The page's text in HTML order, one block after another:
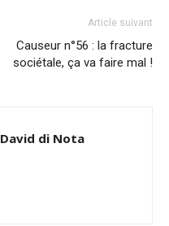
Article suivant
Causeur n°56 : la fracture
sociétale, ça va faire mal !
David di Nota